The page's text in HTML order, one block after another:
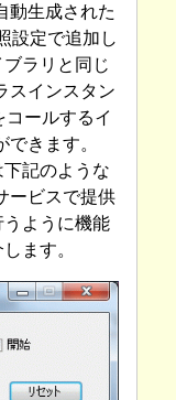
動生成された
設定で追加し
ラリと同じ
スインスタン
コールするイ
きます。
記のような
ービスで提供
ように機能
ます。